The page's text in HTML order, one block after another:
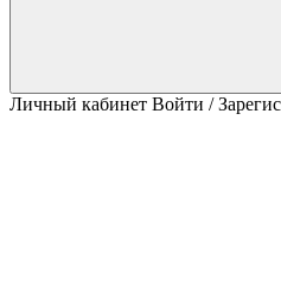
Личный кабинет Войти /